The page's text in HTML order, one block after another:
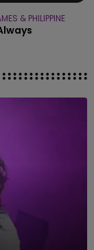
& PHILIPPINE